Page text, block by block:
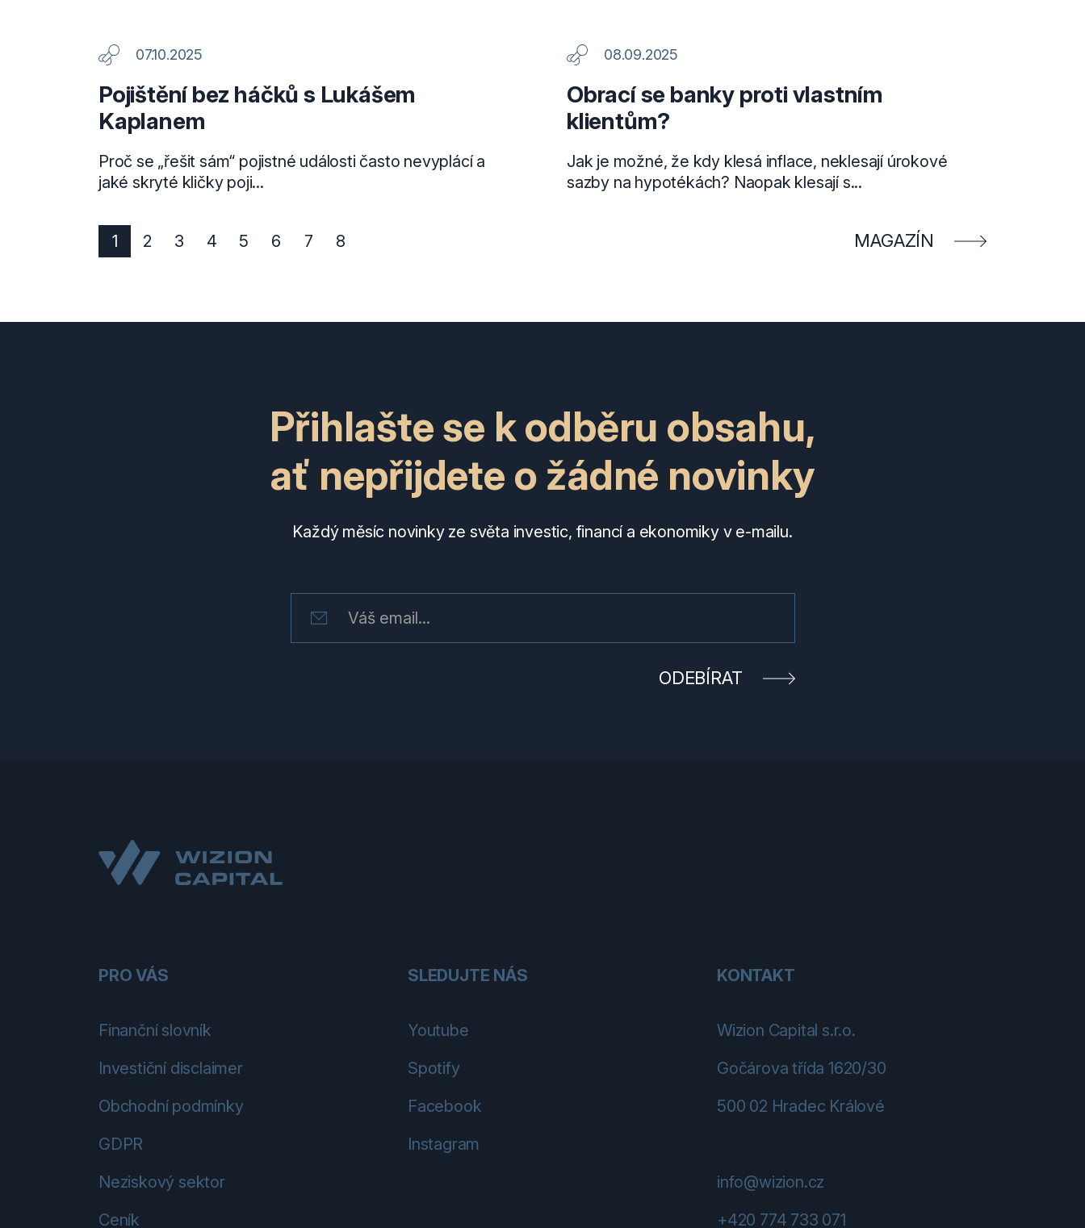
07.10.2025
Pojištění bez háčků s Lukášem
Kaplanem
Proč se „řešit sám“ pojistné události často nevyplácí a
jaké skryté kličky poji...
08.09.2025
Obrací se banky proti vlastním
klientům?
Jak je možné, že kdy klesá inflace, neklesají úrokové
sazby na hypotékách? Naopak klesají s...
1 2 3 4 5 6 7 8 MAGAZÍN
Přihlašte se k odběru obsahu,
ať nepřijdete o žádné novinky
Každý měsíc novinky ze světa investic, financí a ekonomiky v e-mailu.
ODEBÍRAT
PRO VÁS
Finanční slovník
Investiční disclaimer
Obchodní podmínky
GDPR
Neziskový sektor
Ceník
SLEDUJTE NÁS
Youtube
Spotify
Facebook
Instagram
KONTAKT
Wizion Capital s.r.o.
Gočárova třída 1620/30
500 02 Hradec Králové
info@wizion.cz
+420 774 733 071